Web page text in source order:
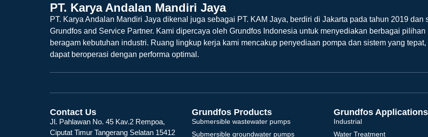
PT. Karya Andalan Mandiri Jaya
PT. Karya Andalan Mandiri Jaya dikenal juga sebagai PT. KAM Jaya, berdiri di Jakarta pada tahun 2019
Grundfos and Service Partner. Kami dipercaya oleh Grundfos Indonesia untuk menyediakan berbagai
beragam kebutuhan industri. Ruang lingkup kerja kami mencakup penyediaan pompa dan sistem yang
dapat beroperasi dengan performa optimal.
Contact Us
Jl. Pahlawan No. 45 Kav.2 Rempoa,
Ciputat Timur Tangerang Selatan 15412
Grundfos Products
Submersible wastewater pumps
Submersible groundwater pumps
Grundfos Applications
Industrial
Water Treatment